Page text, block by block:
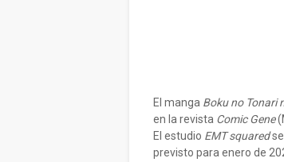
El manga Boku no Tonari
en la revista Comic Gene
El estudio EMT squaredse
previsto para enero de